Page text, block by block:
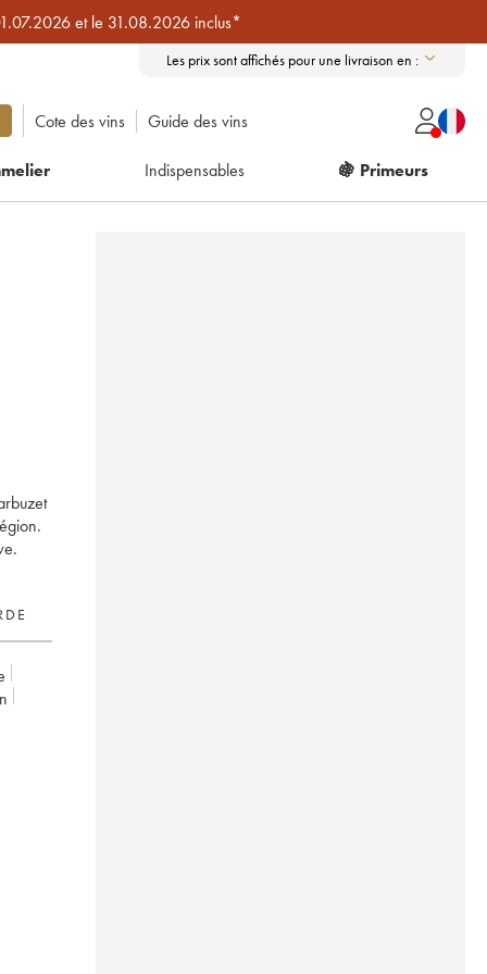
et le 31.08.2026 inclus*
Les prix sont affichés pour une livraison en :
Cote des vins Guide des vins
Indispensables 🍇 Primeurs